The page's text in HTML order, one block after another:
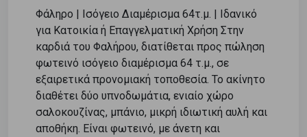
Φάληρο | Ισόγειο Διαμέρισμα 64τ.μ. | Ιδανικό
για Κατοικία ή Επαγγελματική Χρήση Στην
καρδιά του Φαλήρου, διατίθεται προς πώληση
φωτεινό ισόγειο διαμέρισμα 64 τ.μ., σε
εξαιρετικά προνομιακή τοποθεσία. Το ακίνητο
διαθέτει δύο υπνοδωμάτια, ενιαίο χώρο
σαλοκουζίνας, μπάνιο, μικρή ιδιωτική αυλή και
αποθήκη. Είναι φωτεινό, με άνετη και